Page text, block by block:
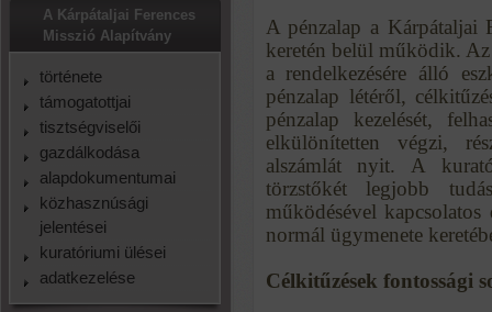
A Kárpátaljai Ferences
Misszió Alapítvány
története
támogatottjai
tisztségviselői
gazdálkodása
alapdokumentumai
közhasznúsági
jelentései
kuratóriumi ülései
adatkezelése
A pénzalap a Kárpátaljai
keretén belül működik.
a rendelkezésére álló
pénzalap létéről,
pénzalap kezelését,
elkülönítetten végzi,
alszámlát nyit. A
törzstőkét legjobb
működésével
normál ügymenete
Célkitűzések fontossági